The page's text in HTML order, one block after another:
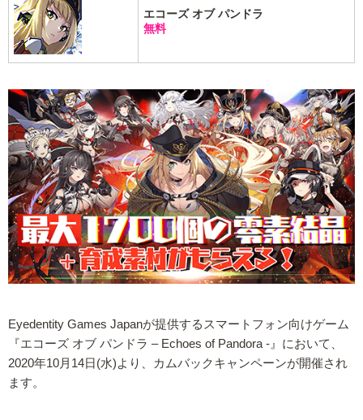
エコーズ オブ パンドラ
無料
Eyedentity Games Japanが提供するスマートフォン向けゲーム
『エコーズ オブ パンドラ – Echoes of Pandora -』において、
2020年10月14日(水)より、カムバックキャンペーンが開催され
ます。